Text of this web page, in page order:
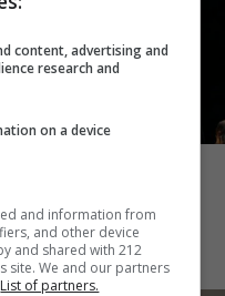
Σεπτέμβριο
τελευταίες
content, advertising and
research and
on a device
and information from
and other device
and shared with 212
site. We and our partners
List of partners.